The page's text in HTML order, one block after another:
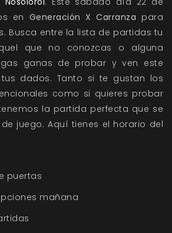
en Generación X Carranza para
Busca entre la lista de partidas tu
que no conozcas o alguna
ganas de probar y ven este
dados. Tanto si te gustan los
como si quieres probar
la partida perfecta que se
juego. Aquí tienes el horario del
puertas
mañana